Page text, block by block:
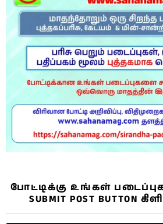
போட்டிக்கு உங்கள்
SUBMIT POST BUTTON